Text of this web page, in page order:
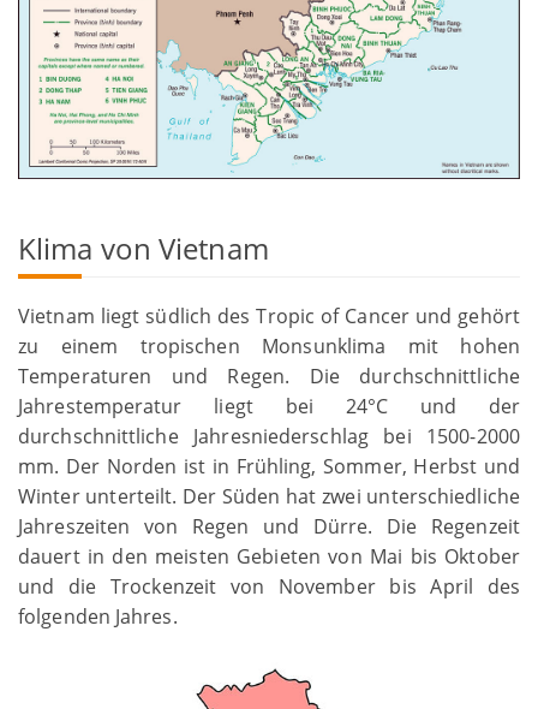
Klima von Vietnam
Vietnam liegt südlich des Tropic of Cancer und gehört
zu einem tropischen Monsunklima mit hohen
Temperaturen und Regen. Die durchschnittliche
Jahrestemperatur liegt bei 24°C und der
durchschnittliche Jahresniederschlag bei 1500-2000
mm. Der Norden ist in Frühling, Sommer, Herbst und
Winter unterteilt. Der Süden hat zwei unterschiedliche
Jahreszeiten von Regen und Dürre. Die Regenzeit
dauert in den meisten Gebieten von Mai bis Oktober
und die Trockenzeit von November bis April des
folgenden Jahres.